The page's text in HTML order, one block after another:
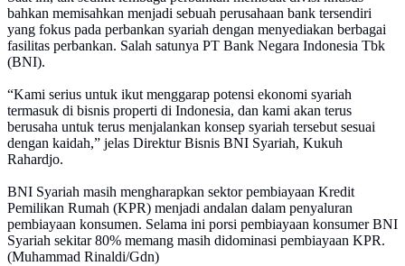
bahkan memisahkan menjadi sebuah perusahaan bank tersendiri
yang fokus pada perbankan syariah dengan menyediakan berbagai
fasilitas perbankan. Salah satunya PT Bank Negara Indonesia Tbk
(BNI).
“Kami serius untuk ikut menggarap potensi ekonomi syariah
termasuk di bisnis properti di Indonesia, dan kami akan terus
berusaha untuk terus menjalankan konsep syariah tersebut sesuai
dengan kaidah,” jelas Direktur Bisnis BNI Syariah, Kukuh
Rahardjo.
BNI Syariah masih mengharapkan sektor pembiayaan Kredit
Pemilikan Rumah (KPR) menjadi andalan dalam penyaluran
pembiayaan konsumen. Selama ini porsi pembiayaan konsumer BNI
Syariah sekitar 80% memang masih didominasi pembiayaan KPR.
(Muhammad Rinaldi/Gdn)